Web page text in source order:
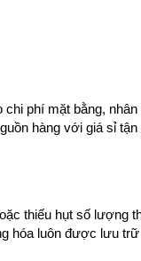
phí mặt bằng,
hàng với giá sỉ
thiếu hụt số lượng
hóa luôn được lưu